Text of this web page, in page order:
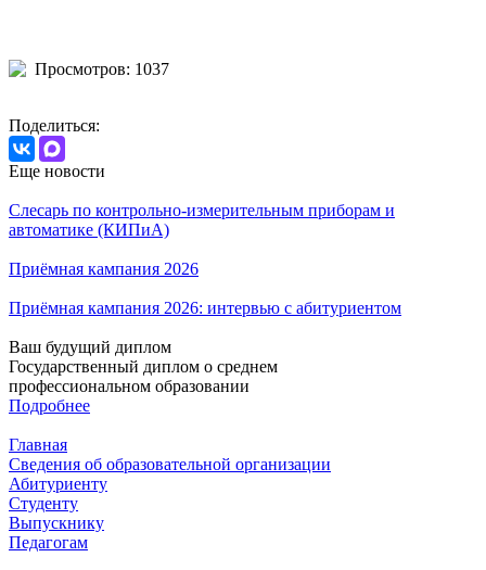
Просмотров: 1037
Поделиться:
Еще новости
Слесарь по контрольно-измерительным приборам и
автоматике (КИПиА)
Приёмная кампания 2026
Приёмная кампания 2026: интервью с абитуриентом
Ваш будущий диплом
Государственный диплом о среднем
профессиональном образовании
Подробнее
Главная
Сведения об образовательной организации
Абитуриенту
Студенту
Выпускнику
Педагогам